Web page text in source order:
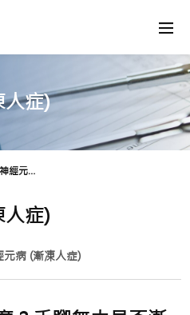
人症)
運動神經元病 (漸凍人症)
症)
元病 (漸凍人症)